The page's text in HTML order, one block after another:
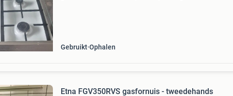
Gebruikt Ophalen
Etna FGV350RVS gasfornuis - tweedehands